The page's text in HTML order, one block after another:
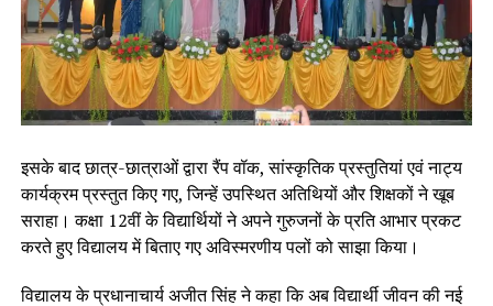
इसके बाद छात्र-छात्राओं द्वारा रैंप वॉक, सांस्कृतिक प्रस्तुतियां एवं नाट्य
कार्यक्रम प्रस्तुत किए गए, जिन्हें उपस्थित अतिथियों और शिक्षकों ने खूब
सराहा। कक्षा 12वीं के विद्यार्थियों ने अपने गुरुजनों के प्रति आभार प्रकट
करते हुए विद्यालय में बिताए गए अविस्मरणीय पलों को साझा किया।
विद्यालय के प्रधानाचार्य अजीत सिंह ने कहा कि अब विद्यार्थी जीवन की नई